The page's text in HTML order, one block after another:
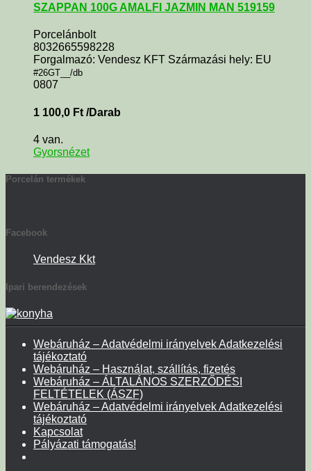
SZAPPAN 100G AMALFI JAZMIN MAN 519159
Porcelánbolt
8032665598228
Forgalmazó: Vendesz KFT Származási hely: EU
#26GT__/db
0807
1 100,0 Ft /Darab
4 van.
Gyorsnézet
Porcelán termékek
Facebook
Vendesz Kkt
Ipari berendezések
Webáruház – Adatvédelmi irányelvek Adatkezelési
tájékoztató
Webáruház – Használat, szállítás, fizetés
Webáruház – ÁLTALÁNOS SZERZŐDÉSI
FELTÉTELEK (ÁSZF)
Webáruház – Adatvédelmi irányelvek Adatkezelési
tájékoztató
Kapcsolat
Pályázati támogatás!